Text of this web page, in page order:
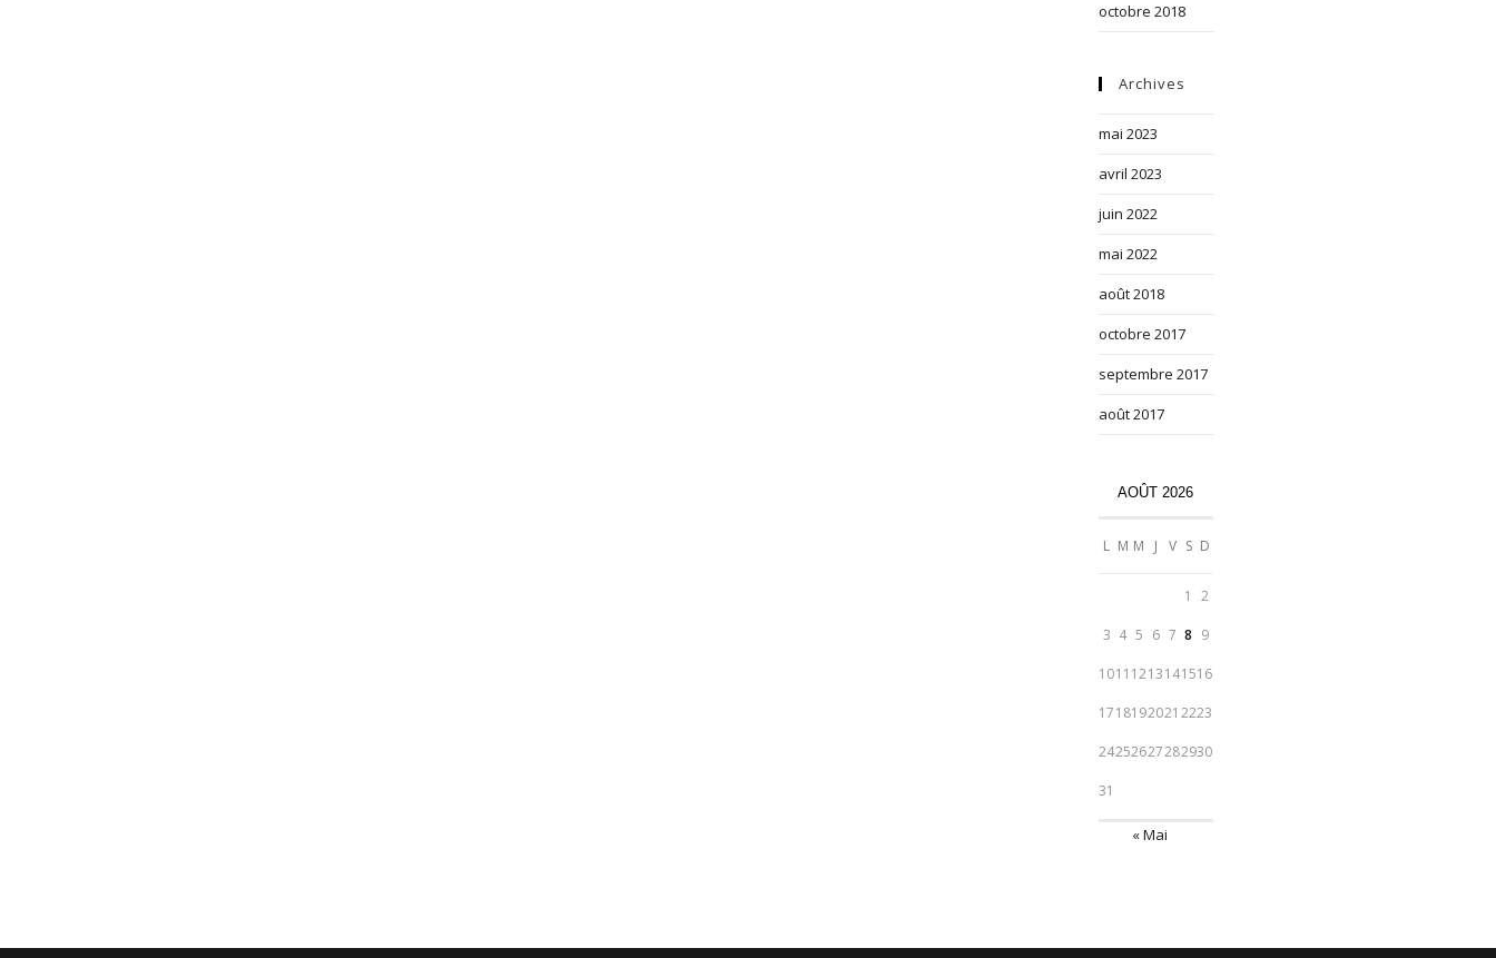
octobre 2018
Archives
mai 2023
avril 2023
juin 2022
mai 2022
août 2018
octobre 2017
septembre 2017
août 2017
AOÛT 2026
L M M J V S D
1 2
3 4 5 6 7 8 9
1011 1213141516
1718192021 2223
24252627282930
31
« Mai